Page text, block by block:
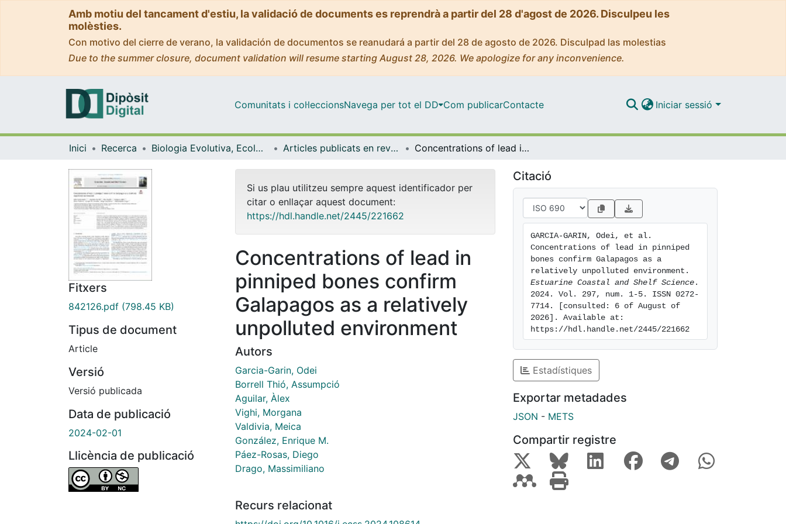
Amb motiu del tancament d'estiu, la validació de documents es reprendrà a partir del 28 d'agost de 2026. Disculpeu les
molèsties.
Con motivo del cierre de verano, la validación de documentos se reanudará a partir del 28 de agosto de 2026. Disculpad las molestias
Due to the summer closure, document validation will resume starting August 28, 2026. We apologize for any inconvenience.
Comunitats i col·leccionsNavega per tot el DD Com publicarContacte Iniciar sessió
Inici Recerca Biologia Evolutiva, Ecologia i Ciències Ambientals Articles publicats en revistes (Biologia Evolutiva, Ecologia i Ciències Ambientals) Concentrations of lead in pinniped bones confirm Galapagos as a relatively unpolluted environment
Fitxers
842126.pdf (798.45 KB)
Tipus de document
Article
Versió
Versió publicada
Data de publicació
2024-02-01
Llicència de publicació
Si us plau utilitzeu sempre aquest identificador per
citar o enllaçar aquest document:
https://hdl.handle.net/2445/221662
Concentrations of lead in
pinniped bones confirm
Galapagos as a relatively
unpolluted environment
Autors
Garcia-Garin, Odei
Borrell Thió, Assumpció
Aguilar, Àlex
Vighi, Morgana
Valdivia, Meica
González, Enrique M.
Páez-Rosas, Diego
Drago, Massimiliano
Recurs relacionat
Citació
GARCIA-GARIN, Odei, et al.
Concentrations of lead in pinniped
bones confirm Galapagos as a
Estuarine Coastal and Shelf Science .
2024. Vol. 297, num. 1-5. ISSN 0272-
7714. [consulted: 6 of August of
2026]. Available at:
https://hdl.handle.net/2445/221662
Estadístiques
Exportar metadades
JSON - METS
Compartir registre